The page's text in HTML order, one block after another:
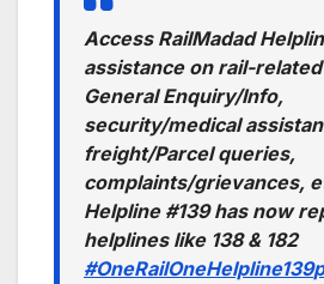
Access RailMadad
assistance on rail-
General Enquiry/Info,
security/medical
freight/Parcel queries,
complaints/grievances,
Helpline #139 has now
helplines like 138 & 182
#OneRailOneHelpline139